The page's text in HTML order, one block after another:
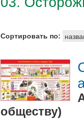
Сортировать по:
обществу)